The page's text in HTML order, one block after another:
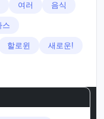
여러 음식
스
할로윈 새로운!